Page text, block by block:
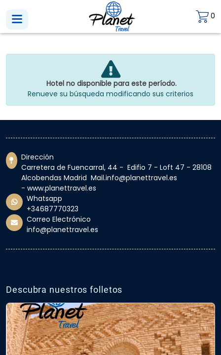
0
Hotel no disponible para este período.
Renueve su búsqueda modificando sus criterios
Dirección
Carretera de Fuencarral, 44 - Edifio 7 - Loft 47 - 28108
Alcobendas Madrid Mail.info@planettravel.es
- www.planettravel.es
Whatsapp
+34687770323
Correo Electrónico
info@planettravel.es
Descubra nuestros folletos